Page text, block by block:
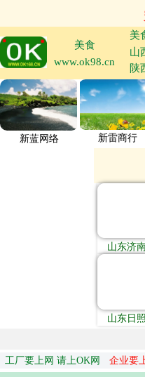
美食
www.ok98.cn
美
山
陕
新蓝网络 新雷商行
山东济
山东日
工厂要上网 请上OK网
企业要